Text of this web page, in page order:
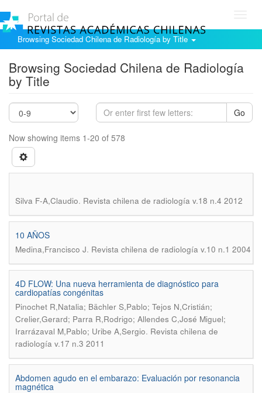
Browsing Sociedad Chilena de Radiología by Title
Browsing Sociedad Chilena de Radiología
by Title
Go
Now showing items 1-20 of 578
Silva F-A,Claudio. Revista chilena de radiología v.18 n.4 2012
10 AÑOS
Medina,Francisco J. Revista chilena de radiología v.10 n.1 2004
4D FLOW: Una nueva herramienta de diagnóstico para
cardiopatías congénitas
Pinochet R,Natalia; Bächler S,Pablo; Tejos N,Cristián;
Crelier,Gerard; Parra R,Rodrigo; Allendes C,José Miguel;
Irarrázaval M,Pablo; Uribe A,Sergio. Revista chilena de
radiología v.17 n.3 2011
Abdomen agudo en el embarazo: Evaluación por resonancia
magnética